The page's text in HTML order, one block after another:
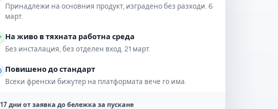
Принадлежи на основния продукт, изградено без разходи. 6
март.
На живо в тяхната работна среда
Без инсталация, без отделен вход. 21 март.
Повишено до стандарт
Всеки френски бижутер на платформата вече го има.
17 дни от заявка до бележка за пускане